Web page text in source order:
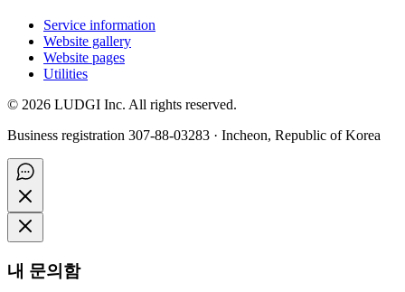
Service information
Website gallery
Website pages
Utilities
© 2026 LUDGI Inc. All rights reserved.
Business registration 307-88-03283 · Incheon, Republic of Korea
내 문의함